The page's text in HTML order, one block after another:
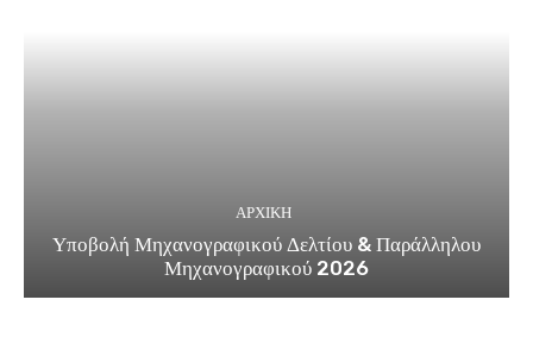
ΑΡΧΙΚΗ
Υποβολή Μηχανογραφικού Δελτίου & Παράλληλου
Μηχανογραφικού 2026